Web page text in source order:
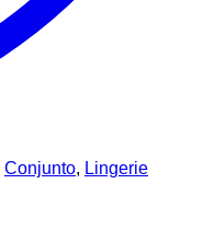
Conjunto, Lingerie